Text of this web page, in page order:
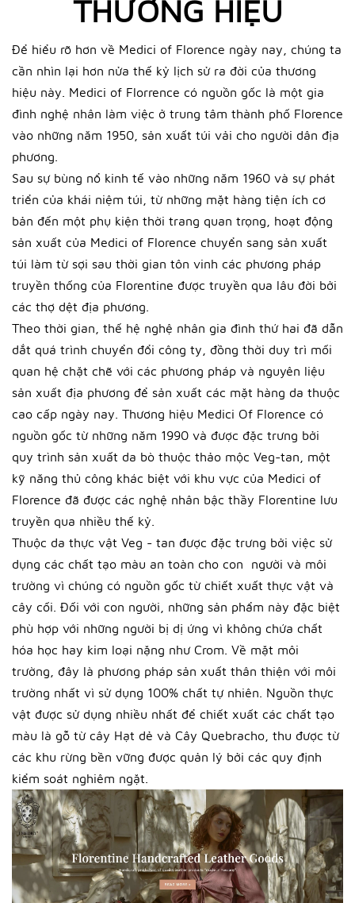
THƯƠNG HIỆU
Để hiểu rõ hơn về Medici of Florence ngày nay, chúng ta
cần nhìn lại hơn nửa thế kỷ lịch sử ra đời của thương
hiệu này. Medici of Florrence có nguồn gốc là một gia
đình nghệ nhân làm việc ở trung tâm thành phố Florence
vào những năm 1950, sản xuất túi vải cho người dân địa
phương.
Sau sự bùng nổ kinh tế vào những năm 1960 và sự phát
triển của khái niệm túi, từ những mặt hàng tiện ích cơ
bản đến một phụ kiện thời trang quan trọng, hoạt động
sản xuất của Medici of Florence chuyển sang sản xuất
túi làm từ sợi sau thời gian tôn vinh các phương pháp
truyền thống của Florentine được truyền qua lâu đời bởi
các thợ dệt địa phương.
Theo thời gian, thế hệ nghệ nhân gia đình thứ hai đã dẫn
dắt quá trình chuyển đổi công ty, đồng thời duy trì mối
quan hệ chặt chẽ với các phương pháp và nguyên liệu
sản xuất địa phương để sản xuất các mặt hàng da thuộc
cao cấp ngày nay. Thương hiệu Medici Of Florence có
nguồn gốc từ những năm 1990 và được đặc trưng bởi
quy trình sản xuất da bò thuộc thảo mộc Veg-tan, một
kỹ năng thủ công khác biệt với khu vực của Medici of
Florence đã được các nghệ nhân bậc thầy Florentine lưu
truyền qua nhiều thế kỷ.
Thuộc da thực vật Veg - tan được đặc trưng bởi việc sử
dụng các chất tạo màu an toàn cho con người và môi
trường vì chúng có nguồn gốc từ chiết xuất thực vật và
cây cối. Đối với con người, những sản phẩm này đặc biệt
phù hợp với những người bị dị ứng vì không chứa chất
hóa học hay kim loại nặng như Crom. Về mặt môi
trường, đây là phương pháp sản xuất thân thiện với môi
trường nhất vì sử dụng 100% chất tự nhiên. Nguồn thực
vật được sử dụng nhiều nhất để chiết xuất các chất tạo
màu là gỗ từ cây Hạt dẻ và Cây Quebracho, thu được từ
các khu rừng bền vững được quản lý bởi các quy định
kiểm soát nghiêm ngặt.